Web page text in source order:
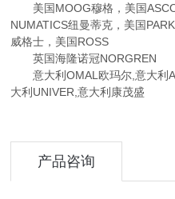
美国MOOG穆格，美国ASCO
NUMATICS纽曼蒂克，美国
威格士，美国ROSS
英国海隆诺冠NORGREN
意大利OMAL欧玛尔,意大利
大利UNIVER,意大利康茂盛
产品咨询